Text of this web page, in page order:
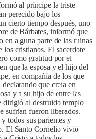
al príncipe la triste
perecido bajo los
cierto tiempo después, uno
de Bárbates, informó que
en alguna parte de las ruinas
los cristianos. El sacerdote
como gratitud por el
que la esposa y el hijo del
en compañía de los que
que creía en
y a su hijo de entre las
dirigió al destruido templo
sufrían fueron liberados.
todos sus parientes y
El Santo Cornelio vivió